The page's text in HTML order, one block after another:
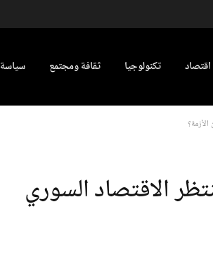
اقتصاد تكنولوجيا ثقافة ومجتمع سياسة
الاقتصاد السوري